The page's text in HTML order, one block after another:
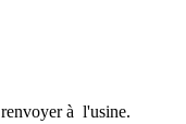
à l'usine.